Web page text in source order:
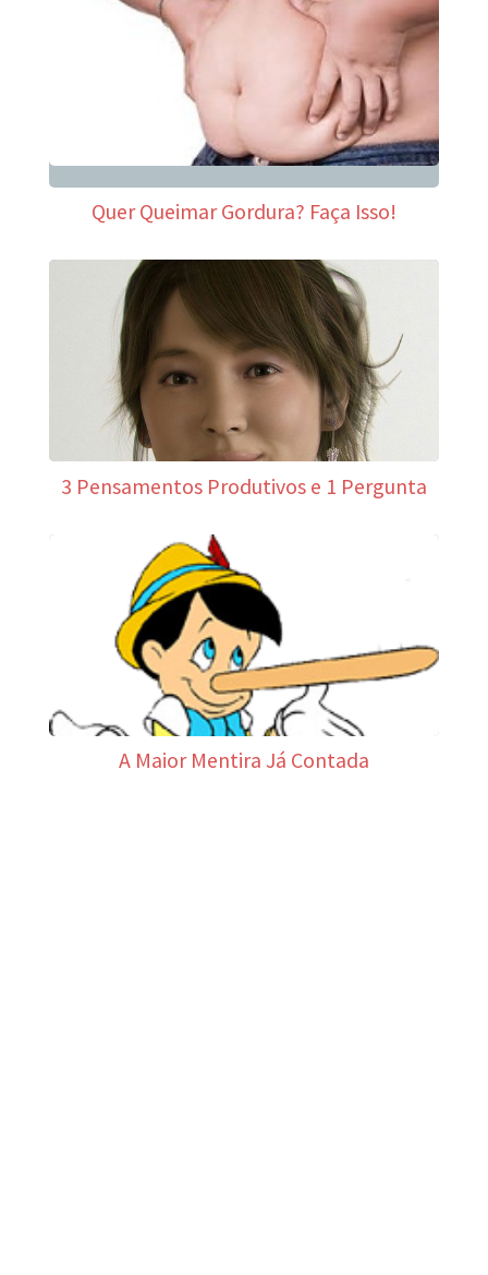
Quer Queimar Gordura? Faça Isso!
3 Pensamentos Produtivos e 1 Pergunta
A Maior Mentira Já Contada